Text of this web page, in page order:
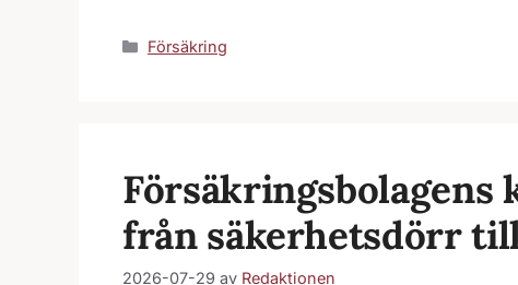
Kategorier
Försäkring
Försäkringsbolagens
från säkerhetsdörr
2026-07-29 av Redaktionen